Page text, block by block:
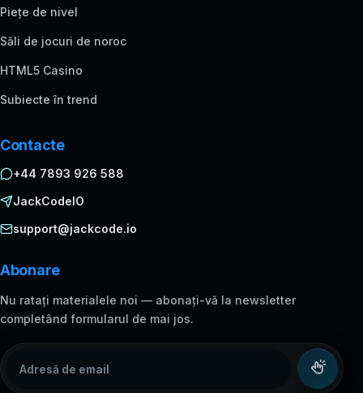
Piețe de nivel
Săli de jocuri de noroc
HTML5 Casino
Subiecte în trend
Contacte
+44 7893 926 588
JackCodeIO
support@jackcode.io
Abonare
Nu ratați materialele noi — abonați-vă la newsletter
completând formularul de mai jos.